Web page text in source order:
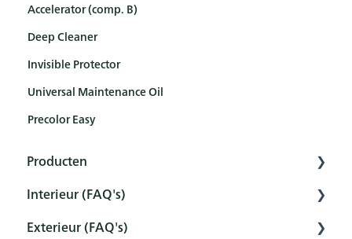
Accelerator (comp. B)
Deep Cleaner
Invisible Protector
Universal Maintenance Oil
Precolor Easy
Producten
Interior
Exterior
Interieur (FAQ's)
Voorbereiding
Exterieur (FAQ's)